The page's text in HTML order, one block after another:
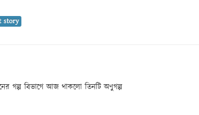
story
গল্প বিভাগে আজ থাকলো তিনটি অণুগল্প